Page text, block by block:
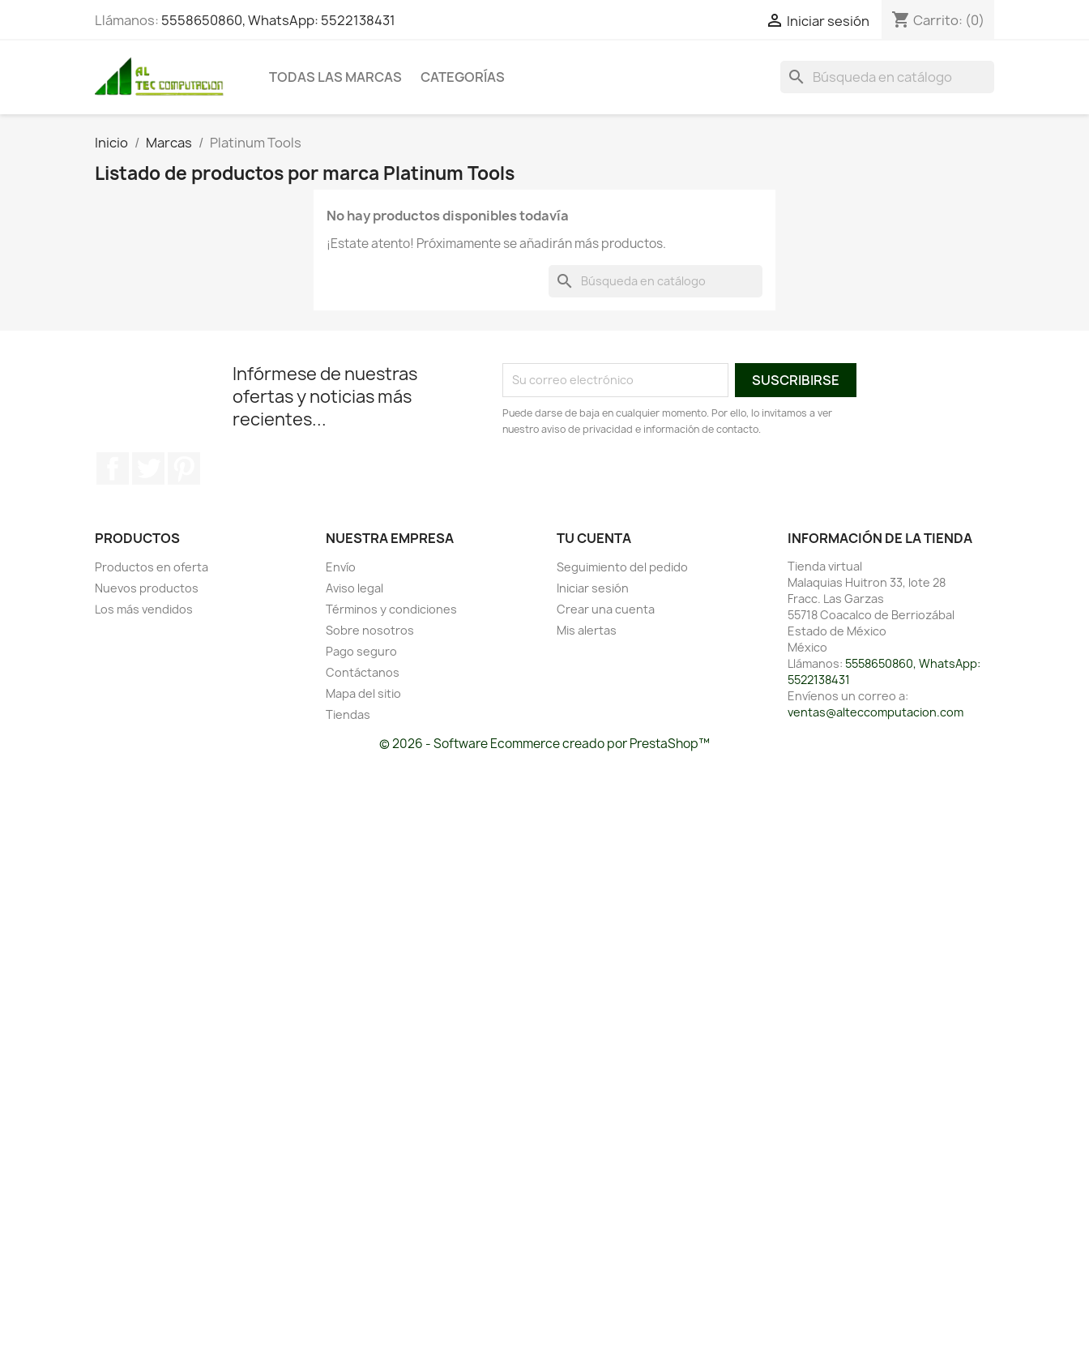
Llámanos: 5558650860, WhatsApp: 5522138431  Iniciar sesión shopping_cart Carrito: (0)
TODAS LAS MARCAS CATEGORÍAS search
Inicio Marcas Platinum Tools
Listado de productos por marca Platinum Tools
No hay productos disponibles todavía
¡Estate atento! Próximamente se añadirán más productos.
search
Infórmese de nuestras
ofertas y noticias más
recientes...
Puede darse de baja en cualquier momento. Por ello, lo invitamos a ver
nuestro aviso de privacidad e información de contacto.
PRODUCTOS
Productos en oferta
Nuevos productos
Los más vendidos
NUESTRA EMPRESA
Envío
Aviso legal
Términos y condiciones
Sobre nosotros
Pago seguro
Contáctanos
Mapa del sitio
Tiendas
TU CUENTA
Seguimiento del pedido
Iniciar sesión
Crear una cuenta
Mis alertas
INFORMACIÓN DE LA TIENDA
Tienda virtual
Malaquias Huitron 33, lote 28
Fracc. Las Garzas
55718 Coacalco de Berriozábal
Estado de México
México
Llámanos: 5558650860, WhatsApp:
5522138431
Envíenos un correo a:
ventas@alteccomputacion.com
© 2026 - Software Ecommerce creado por PrestaShop™